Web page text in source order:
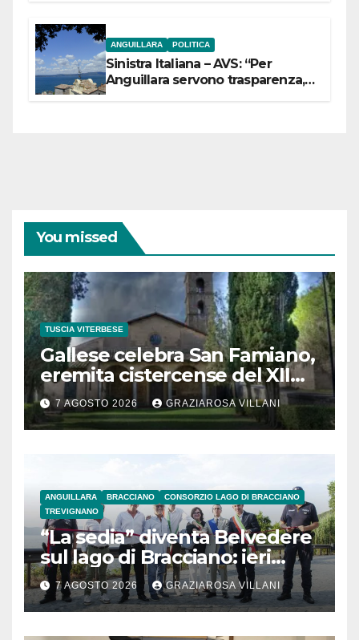
ANGUILLARA POLITICA
Sinistra Italiana – AVS: “Per
Anguillara servono trasparenza,
You missed
TUSCIA VITERBESE
Gallese celebra San Famiano,
eremita cistercense del XII
secolo
7 AGOSTO 2026 GRAZIAROSA VILLANI
ANGUILLARA BRACCIANO
CONSORZIO LAGO DI BRACCIANO
TREVIGNANO
“La sedia” diventa Belvedere
sul lago di Bracciano: ieri
l’inaugurazione
7 AGOSTO 2026 GRAZIAROSA VILLANI